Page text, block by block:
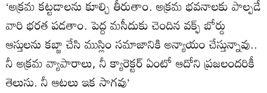
‘అక్రమ కట్టడాలను కూల్చి తీరుతాం. అక్రమ భవనాలకు పాల్పడే
వారి భరత పడతాం. పెద్ద మసీదుకు చెందిన వక్ఫ్‌ బోర్డు
ఆస్తులను కబ్జా చేసి ముస్లిం సమాజానికి అన్యాయం చేస్తున్నావు..
నీ అక్రమ వ్యాపారాలు, నీ క్యారెక్టర్‌ ఏంటో ఆదోని ప్రజలందరికీ
తెలుసు. నీ ఆటలు ఇక సాగవు’